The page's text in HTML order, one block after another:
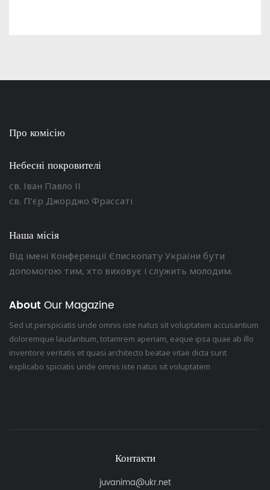
Про комісію
Небесні покровителі
св. Іван Павло ІІ
св. П’єр Джорджо Фрассаті
Наша місія
Від імені Конференції Єпископату України бути
допомогою тим, хто виховує і служить молодим.
About Our Magazine
Sed ut perspiciatis unde omnis iste natus sit voluptatem accusantium
doloremque laudantium, totamrem aperiam, eaque ipsa quae ab illo
inventore veritatis et quasi architecto beatae vitae dicta sunt
explicabo spiciatis unde omnis iste natus sit voluptatem
Контакти
juvanima@ukr.net